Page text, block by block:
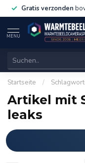
Gratis verzonden
MENU
Startseite /
Artikel mit
leaks